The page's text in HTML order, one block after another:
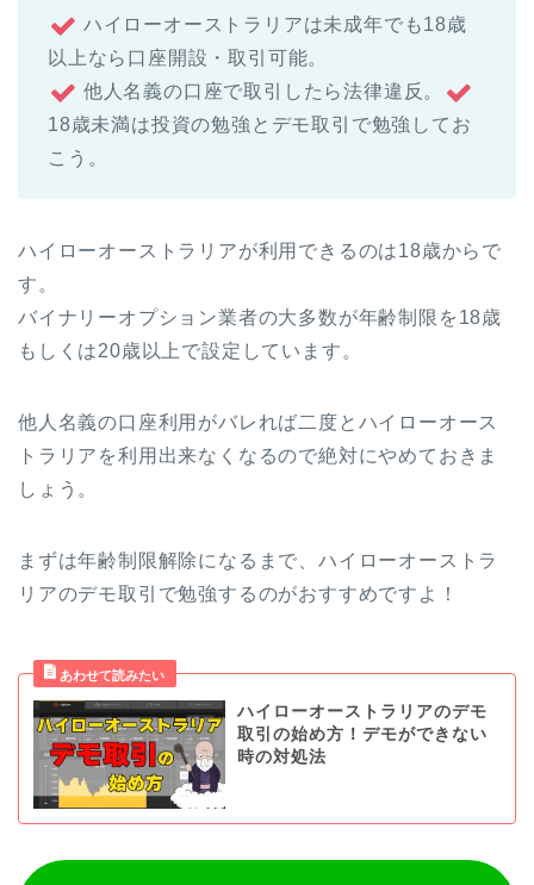
ハイローオーストラリアは未成年でも18歳
以上なら口座開設・取引可能。
他人名義の口座で取引したら法律違反。
18歳未満は投資の勉強とデモ取引で勉強してお
こう。
ハイローオーストラリアが利用できるのは18歳からで
す。
バイナリーオプション業者の大多数が年齢制限を18歳
もしくは20歳以上で設定しています。
他人名義の口座利用がバレれば二度とハイローオース
トラリアを利用出来なくなるので絶対にやめておきま
しょう。
まずは年齢制限解除になるまで、ハイローオーストラ
リアのデモ取引で勉強するのがおすすめですよ！
ハイローオーストラリアのデモ
取引の始め方！デモができない
時の対処法